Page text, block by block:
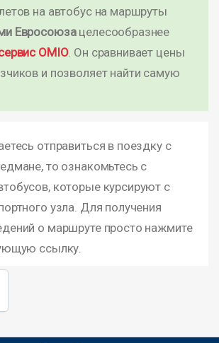
на автобус на маршруты
Евросоюзацелесообразнее
OMIO. Он сравнивает цены
и позволяет найти самую
отправиться в поездку с
то ознакомьтесь с
которые курсируют с
узла. Для получения
о маршруте просто нажмите
ссылку.